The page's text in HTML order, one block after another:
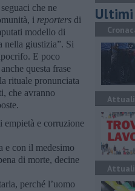
che ne
i reporters di
modello di
nella giustizia”. Si
E poco
questa frase
rituale pronunciata
che avranno
empietà e corruzione
e con il medesimo
di morte, decine
perché l’uomo